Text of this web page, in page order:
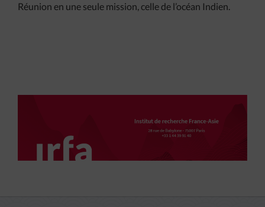
Réunion en une seule mission, celle de l’océan Indien.